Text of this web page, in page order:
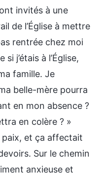
invités à une
de l’Église à mettre
rentrée chez moi
j’étais à l’Église,
famille. Je
belle-mère pourra
en mon absence ?
en colère ? »
paix, et ça affectait
Sur le chemin
anxieuse et